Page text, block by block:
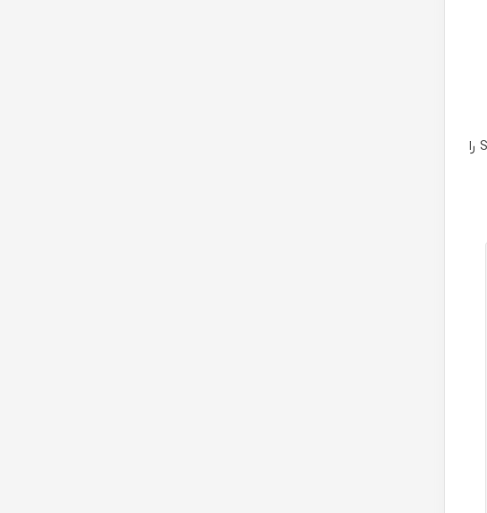
اگر می‌خواهید از این طریق عکس‌های دریافت‌شده از طریق ایمیل را ذخیره کنید؛ اما گزینه Save to Photos را